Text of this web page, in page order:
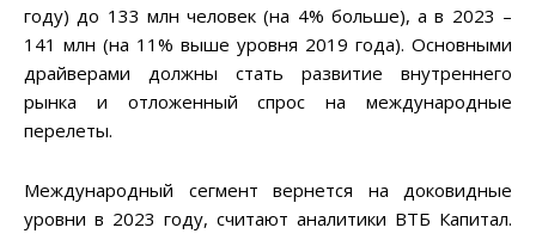
году) до 133 млн человек (на 4% больше), а в 2023 –
141 млн (на 11% выше уровня 2019 года). Основными
драйверами должны стать развитие внутреннего
рынка и отложенный спрос на международные
перелеты.
Международный сегмент вернется на доковидные
уровни в 2023 году, считают аналитики ВТБ Капитал.